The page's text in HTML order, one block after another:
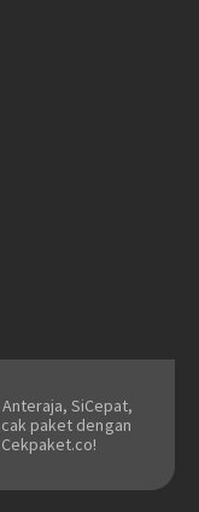
SiCepat,
paket dengan